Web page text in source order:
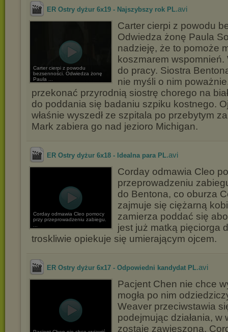
ER Ostry dyżur 6x19 - Najszybszy rok PL.avi
Carter cierpi z powodu
bezsenności. Odwiedza żonę
Paula ...
Carter cierpi z powodu
Odwiedza żonę Paula
nadzieję, że to pomoże
koszmarem
do pracy. Siostra
nie myśli o nim
przekonać przyrodnią siostrę chorego na
do poddania się badaniu szpiku kostnego.
właśnie wyszedł ze szpitala po przebytym
Mark zabiera go nad jezioro Michigan.
ER Ostry dyżur 6x18 - Idealna para PL.avi
Corday odmawia Cleo pomocy
przy przeprowadzeniu zabiegu.
Corday odmawia Cleo
przeprowadzeniu
do Bentona, co oburza
zajmuje się ciężarną
zamierza poddać się
jest już matką pięciorga
troskliwie opiekuje się umierającym ojcem.
ER Ostry dyżur 6x17 - Odpowiedni kandydat PL.avi
Pacjent Chen nie chce
mogła po nim
Weaver przeciwstawia
podejmując działania, w
zostaje zawieszona.